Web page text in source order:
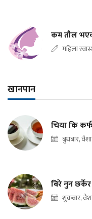
कम तौल
महिला
खानपान
चिया कि
बुधबार,
बिरे नुन
शुक्रबार,